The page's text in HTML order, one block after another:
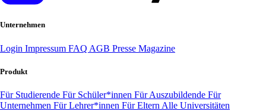
Unternehmen
Login Impressum FAQ AGB Presse Magazine
Produkt
Für Studierende Für Schüler*innen Für Auszubildende Für
Unternehmen Für Lehrer*innen Für Eltern Alle Universitäten